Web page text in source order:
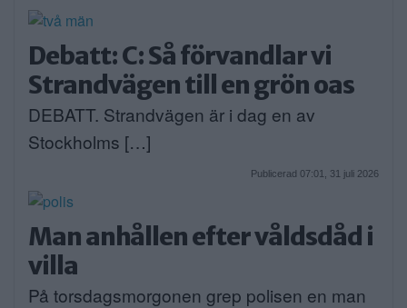
Debatt: C: Så förvandlar vi
Strandvägen till en grön oas
DEBATT. Strandvägen är i dag en av
Stockholms […]
Publicerad 07:01, 31 juli 2026
Man anhållen efter våldsdåd i
villa
På torsdagsmorgonen grep polisen en man